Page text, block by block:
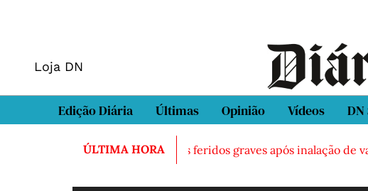
Loja DN
Edição Diária Últimas Opinião Vídeos
ÚLTIMA HORA
morto em Sintra Três feridos graves após inalação de